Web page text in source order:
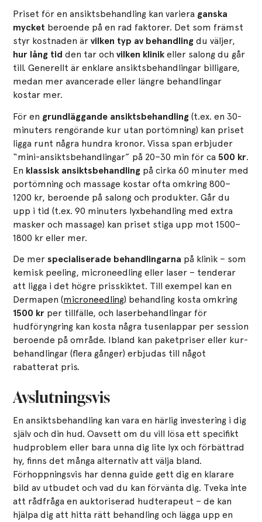
Priset för en ansiktsbehandling kan variera ganska
mycket beroende på en rad faktorer. Det som främst
styr kostnaden ärvilken typ av behandling du väljer,
hur lång tid den tar ochvilken klinik eller salong du går
till​. Generellt är enklare ansiktsbehandlingar billigare,
medan mer avancerade eller längre behandlingar
kostar mer.
För en grundläggande ansiktsbehandling (t.ex. en 30-
minuters rengörande kur utan portömning) kan priset
ligga runt några hundra kronor. Vissa span erbjuder
“mini-ansiktsbehandlingar” på 20–30 min för ca 500 kr​.
En klassisk ansiktsbehandling på cirka 60 minuter med
portömning och massage kostar ofta omkring 800–
1200 kr, beroende på salong och produkter. Går du
upp i tid (t.ex. 90 minuters lyxbehandling med extra
masker och massage) kan priset stiga upp mot 1500–
1800 kr eller mer​.
De merspecialiserade behandlingarna på klinik – som
kemisk peeling, microneedling eller laser – tenderar
att ligga i det högre prisskiktet. Till exempel kan en
Dermapen (microneedling) behandling kosta omkring
1500 kr per tillfälle​, och laserbehandlingar för
hudföryngring kan kosta några tusenlappar per session
beroende på område. Ibland kan paketpriser eller kur-
behandlingar (flera gånger) erbjudas till något
rabatterat pris.
Avslutningsvis
En ansiktsbehandling kan vara en härlig investering i dig
själv och din hud. Oavsett om du vill lösa ett specifikt
hudproblem eller bara unna dig lite lyx och förbättrad
hy, finns det många alternativ att välja bland.
Förhoppningsvis har denna guide gett dig en klarare
bild av utbudet och vad du kan förvänta dig. Tveka inte
att rådfråga en auktoriserad hudterapeut – de kan
hjälpa dig att hitta rätt behandling och lägga upp en